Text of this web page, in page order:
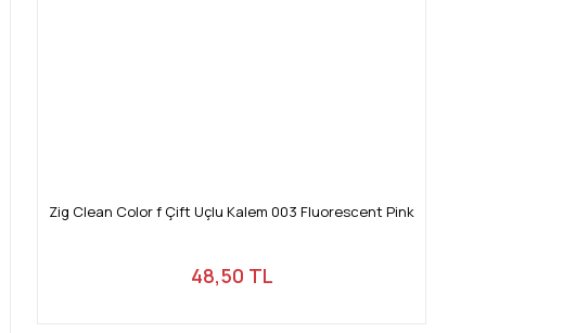
Zig Clean Color f Çift Uçlu Kalem 003 Fluorescent Pink
48,50 TL